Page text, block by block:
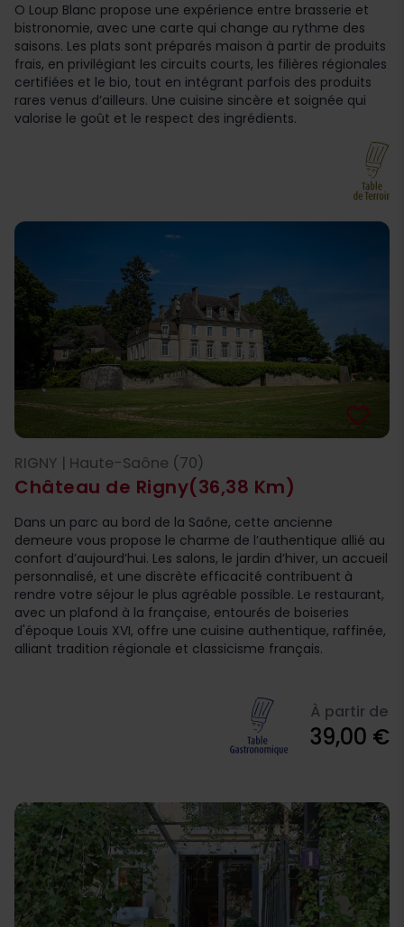
O Loup Blanc propose une expérience entre brasserie et
bistronomie, avec une carte qui change au rythme des
saisons. Les plats sont préparés maison à partir de produits
frais, en privilégiant les circuits courts, les filières régionales
certifiées et le bio, tout en intégrant parfois des produits
rares venus d’ailleurs. Une cuisine sincère et soignée qui
valorise le goût et le respect des ingrédients.
Château de Rigny(36,38 Km)
favorite_border
RIGNY | Haute-Saône (70)
Dans un parc au bord de la Saône, cette ancienne
demeure vous propose le charme de l’authentique allié au
confort d’aujourd’hui. Les salons, le jardin d’hiver, un accueil
personnalisé, et une discrète efficacité contribuent à
rendre votre séjour le plus agréable possible. Le restaurant,
avec un plafond à la française, entourés de boiseries
d'époque Louis XVI, offre une cuisine authentique, raffinée,
alliant tradition régionale et classicisme français.
À partir de
39,00 €